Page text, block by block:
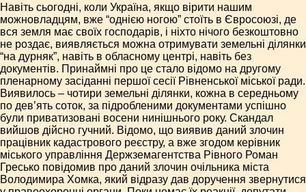
Навіть сьогодні, коли Україна, якщо вірити нашим
можновладцям, вже “однією ногою” стоїть в Євросоюзі, де
вся земля має своїх господарів, і ніхто нічого безкоштовно
не роздає, виявляється можна отримувати земельні ділянки
“на дурняк”, навіть в обласному центрі, навіть без
документів. Принаймні про це стало відомо на другому
пленарному засіданні першої сесії Рівненської міської ради.
Виявилось – чотири земельні ділянки, кожна в середньому
по дев’ять соток, за підробленими документами успішно
були приватизовані восени нинішнього року. Скандал
вийшов дійсно гучний. Відомо, що виявив даний злочин
працівник кадастрового реєстру, а вже згодом керівник
міського управління Держземагентства Рівного Роман
Гресько повідомив про даний злочин очільника міста
Володимира Хомка, який відразу дав доручення звернутися